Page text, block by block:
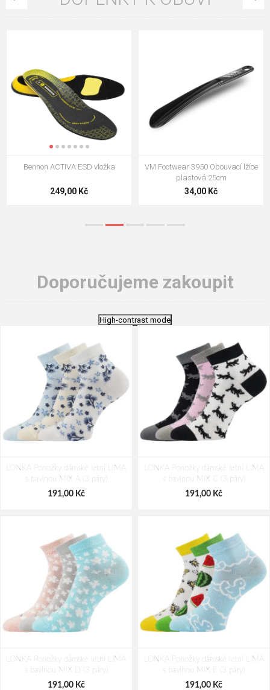
Bennon ACTIVA ESD vložka
249,00 Kč
VM Footwear 3950 Obouvací lžíce
plastová 25cm
34,00 Kč
Doporučujeme zakoupit
High-contrast mode
LONKA Ponožky dámské letní LIMA
s bavlnou MIX A (3 páry)
191,00 Kč
LONKA Ponožky dámské letní LIMA
s bavlnou MIX C (3 páry)
191,00 Kč
LONKA Ponožky dámské letní LIMA
s bavlnou MIX D (3 páry)
191,00 Kč
LONKA Ponožky dámské letní LIMA
s bavlnou MIX E (3 páry)
191,00 Kč